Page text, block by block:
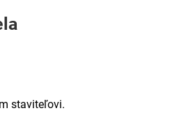
staviteľovi.